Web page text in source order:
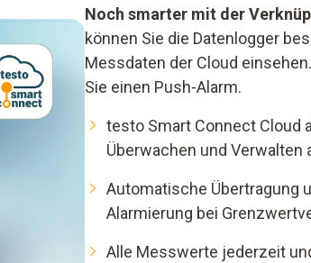
Noch smarter mit der
können Sie die Datenlogger
Messdaten der Cloud
Sie einen Push-Alarm.
testo Smart Connect Cloud
Überwachen und Verwalten
Automatische Übertragung
Alarmierung bei
Alle Messwerte jederzeit